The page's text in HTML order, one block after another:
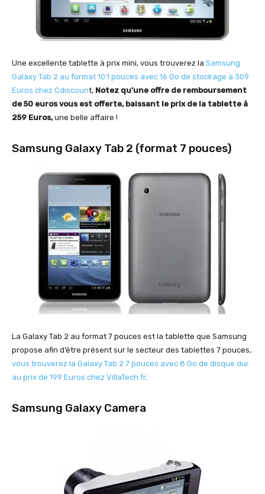
Une excellente tablette à prix mini, vous trouverez la Samsung
Galaxy Tab 2 au format 10.1 pouces avec 16 Go de stockage à 309
Euros chez Cdiscount, Notez qu’une offre de remboursement
de 50 euros vous est offerte, baissant le prix de la tablette à
259 Euros,une belle affaire !
Samsung Galaxy Tab 2 (format 7 pouces)
La Galaxy Tab 2 au format 7 pouces est la tablette que Samsung
propose afin d’être présent sur le secteur des tablettes 7 pouces,
vous trouverez la Galaxy Tab 2 7 pouces avec 8 Go de disque dur
au prix de 199 Euros chez VillaTech.fr.
Samsung Galaxy Camera